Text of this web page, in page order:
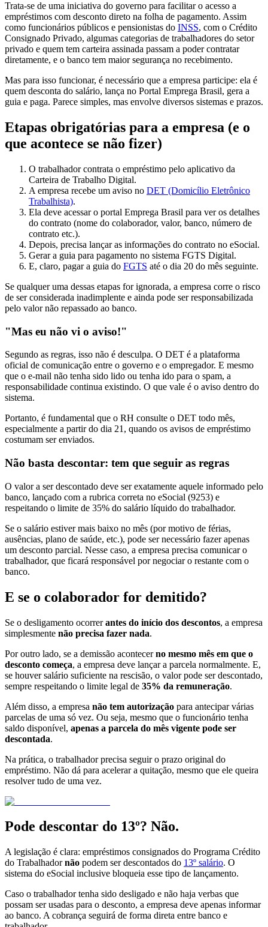
Trata-se de uma iniciativa do governo para facilitar o acesso a
empréstimos com desconto direto na folha de pagamento. Assim
como funcionários públicos e pensionistas do INSS, com o Crédito
Consignado Privado, algumas categorias de trabalhadores do setor
privado e quem tem carteira assinada passam a poder contratar
diretamente, e o banco tem maior segurança no recebimento.
Mas para isso funcionar, é necessário que a empresa participe: ela é
quem desconta do salário, lança no Portal Emprega Brasil, gera a
guia e paga. Parece simples, mas envolve diversos sistemas e prazos.
Etapas obrigatórias para a empresa (e o
que acontece se não fizer)
O trabalhador contrata o empréstimo pelo aplicativo da
Carteira de Trabalho Digital.
A empresa recebe um aviso no DET (Domicílio Eletrônico
Trabalhista).
Ela deve acessar o portal Emprega Brasil para ver os detalhes
do contrato (nome do colaborador, valor, banco, número de
contrato etc.).
Depois, precisa lançar as informações do contrato no eSocial.
Gerar a guia para pagamento no sistema FGTS Digital.
E, claro, pagar a guia do FGTS até o dia 20 do mês seguinte.
Se qualquer uma dessas etapas for ignorada, a empresa corre o risco
de ser considerada inadimplente e ainda pode ser responsabilizada
pelo valor não repassado ao banco.
"Mas eu não vi o aviso!"
Segundo as regras, isso não é desculpa. O DET é a plataforma
oficial de comunicação entre o governo e o empregador. E mesmo
que o e-mail não tenha sido lido ou tenha ido para o spam, a
responsabilidade continua existindo. O que vale é o aviso dentro do
sistema.
Portanto, é fundamental que o RH consulte o DET todo mês,
especialmente a partir do dia 21, quando os avisos de empréstimo
costumam ser enviados.
Não basta descontar: tem que seguir as regras
O valor a ser descontado deve ser exatamente aquele informado pelo
banco, lançado com a rubrica correta no eSocial (9253) e
respeitando o limite de 35% do salário líquido do trabalhador.
Se o salário estiver mais baixo no mês (por motivo de férias,
ausências, plano de saúde, etc.), pode ser necessário fazer apenas
um desconto parcial. Nesse caso, a empresa precisa comunicar o
trabalhador, que ficará responsável por negociar o restante com o
banco.
E se o colaborador for demitido?
Se o desligamento ocorrerantes do início dos descontos, a empresa
simplesmente não precisa fazer nada.
Por outro lado, se a demissão acontecerno mesmo mês em que o
desconto começa, a empresa deve lançar a parcela normalmente. E,
se houver salário suficiente na rescisão, o valor pode ser descontado,
sempre respeitando o limite legal de 35% da remuneração.
Além disso, a empresa não tem autorização para antecipar várias
parcelas de uma só vez. Ou seja, mesmo que o funcionário tenha
saldo disponível, apenas a parcela do mês vigente pode ser
descontada.
Na prática, o trabalhador precisa seguir o prazo original do
empréstimo. Não dá para acelerar a quitação, mesmo que ele queira
resolver tudo de uma vez.
Pode descontar do 13º? Não.
A legislação é clara: empréstimos consignados do Programa Crédito
do Trabalhadornão podem ser descontados do 13º salário. O
sistema do eSocial inclusive bloqueia esse tipo de lançamento.
Caso o trabalhador tenha sido desligado e não haja verbas que
possam ser usadas para o desconto, a empresa deve apenas informar
ao banco. A cobrança seguirá de forma direta entre banco e